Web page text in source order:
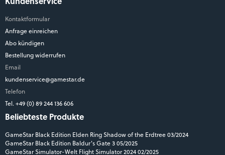
Kontaktformular
Anfrage einreichen
Abo kündigen
Bestellung widerrufen
Email
kundenservice@gamestar.de
Telefon
Tel. +49 (0) 89 244 136 606
Beliebteste Produkte
GameStar Black Edition Elden Ring Shadow of the Erdtree 03/2024
GameStar Black Edition Baldur's Gate 3 05/2025
GameStar Simulator-Welt Flight Simulator 2024 02/2025